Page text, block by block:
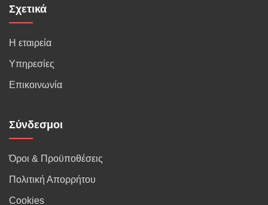
Σχετικά
Η εταιρεία
Υπηρεσίες
Επικοινωνία
Σύνδεσμοι
Όροι & Προϋποθέσεις
Πολιτική Απορρήτου
Cookies